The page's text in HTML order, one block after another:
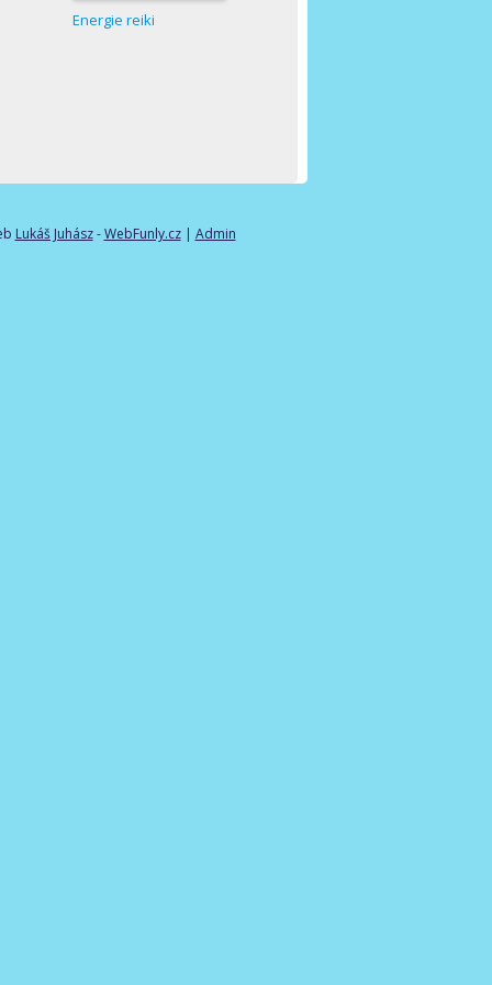
Energie reiki
Lukáš Juhász-WebFunly.cz| Admin